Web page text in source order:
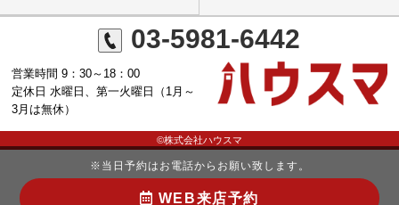
03-5981-6442
営業時間 9：30～18：00
定休日 水曜日、第一火曜日（1月～
3月は無休）
©株式会社ハウスマ
※当日予約はお電話からお願い致します。
WEB来店予約